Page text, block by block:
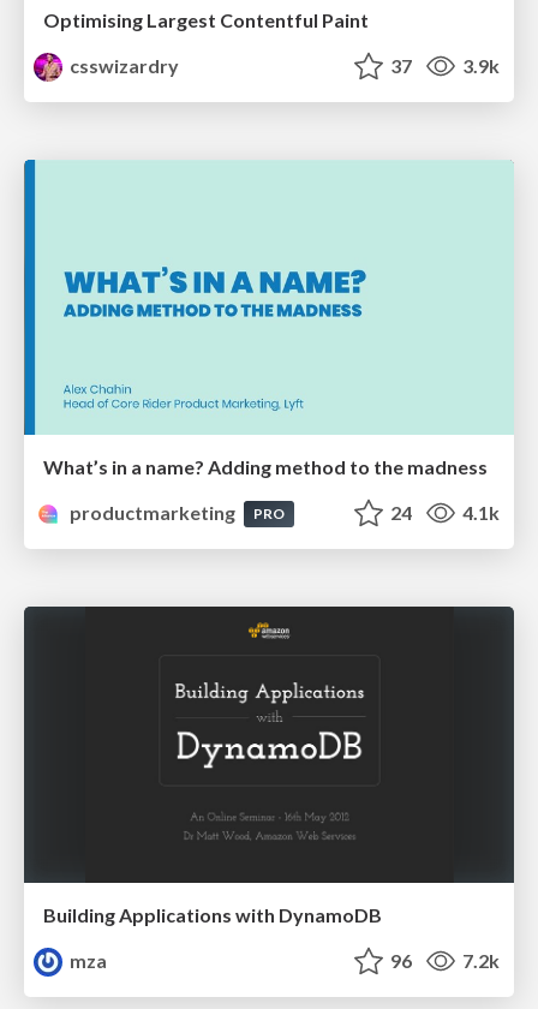
Optimising Largest Contentful Paint
csswizardry
37 3.9k
What’s in a name? Adding method to the madness
productmarketing
PRO 24 4.1k
Building Applications with DynamoDB
mza
96 7.2k